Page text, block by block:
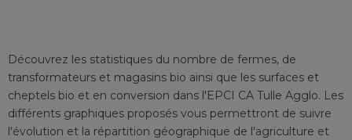
Découvrez les statistiques du nombre de fermes, de
transformateurs et magasins bio ainsi que les surfaces et
cheptels bio et en conversion dans l'EPCI CA Tulle Agglo. Les
différents graphiques proposés vous permettront de suivre
l'évolution et la répartition géographique de l'agriculture et